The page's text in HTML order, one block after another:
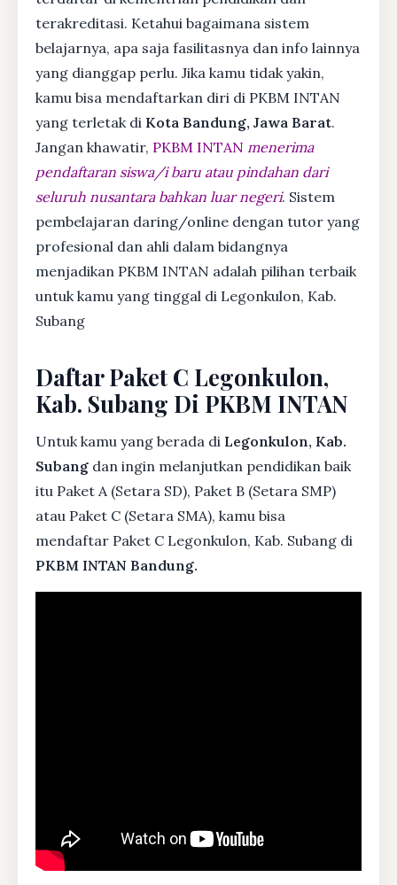
terakreditasi. Ketahui bagaimana sistem
belajarnya, apa saja fasilitasnya dan info lainnya
yang dianggap perlu. Jika kamu tidak yakin,
kamu bisa mendaftarkan diri di PKBM INTAN
yang terletak di Kota Bandung, Jawa Barat.
Jangan khawatir, PKBM INTAN menerima
pendaftaran siswa/i baru atau pindahan dari
seluruh nusantara bahkan luar negeri. Sistem
pembelajaran daring/online dengan tutor yang
profesional dan ahli dalam bidangnya
menjadikan PKBM INTAN adalah pilihan terbaik
untuk kamu yang tinggal di Legonkulon, Kab.
Subang
Daftar Paket C Legonkulon,
Kab. Subang Di PKBM INTAN
Untuk kamu yang berada di Legonkulon, Kab.
Subang dan ingin melanjutkan pendidikan baik
itu Paket A (Setara SD), Paket B (Setara SMP)
atau Paket C (Setara SMA), kamu bisa
mendaftar Paket C Legonkulon, Kab. Subang di
PKBM INTAN Bandung.